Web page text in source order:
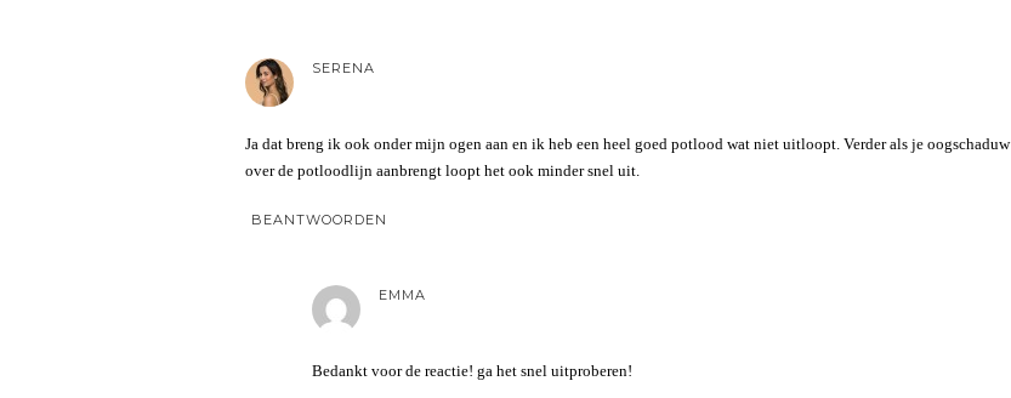
SERENA
Ja dat breng ik ook onder mijn ogen aan en ik heb een heel goed potlood wat niet uitloopt. Verder als je oogschaduw
over de potloodlijn aanbrengt loopt het ook minder snel uit.
BEANTWOORDEN
EMMA
Bedankt voor de reactie! ga het snel uitproberen!